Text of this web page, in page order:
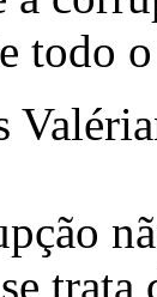
todo